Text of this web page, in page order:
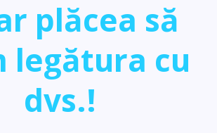
plăcea să
legătura cu
dvs.!